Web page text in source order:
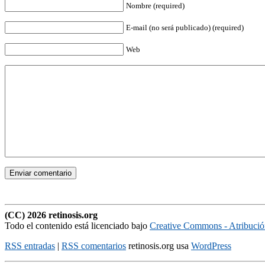
Nombre (required)
E-mail (no será publicado) (required)
Web
(CC) 2026 retinosis.org
Todo el contenido está licenciado bajo Creative Commons -
RSS entradas | RSS comentarios retinosis.org usa WordPress